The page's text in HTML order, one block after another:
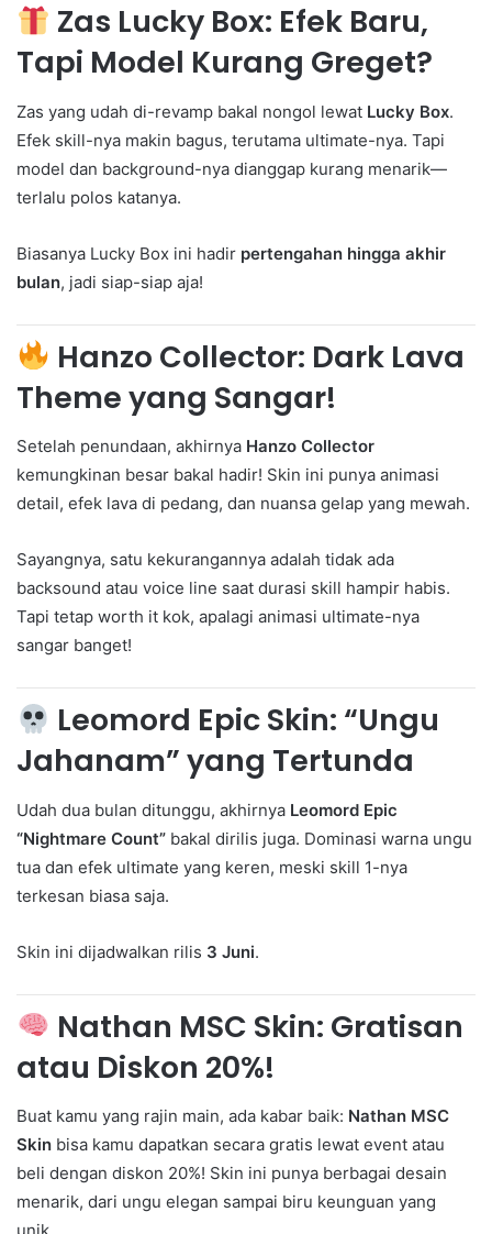
Zas Lucky Box: Efek Baru,
Tapi Model Kurang Greget?
Zas yang udah di-revamp bakal nongol lewat Lucky Box.
Efek skill-nya makin bagus, terutama ultimate-nya. Tapi
model dan background-nya dianggap kurang menarik—
terlalu polos katanya.
Biasanya Lucky Box ini hadir pertengahan hingga akhir
bulan, jadi siap-siap aja!
Hanzo Collector: Dark Lava
Theme yang Sangar!
Setelah penundaan, akhirnya Hanzo Collector
kemungkinan besar bakal hadir! Skin ini punya animasi
detail, efek lava di pedang, dan nuansa gelap yang mewah.
Sayangnya, satu kekurangannya adalah tidak ada
backsound atau voice line saat durasi skill hampir habis.
Tapi tetap worth it kok, apalagi animasi ultimate-nya
sangar banget!
Leomord Epic Skin: “Ungu
Jahanam” yang Tertunda
Udah dua bulan ditunggu, akhirnya Leomord Epic
“Nightmare Count” bakal dirilis juga. Dominasi warna ungu
tua dan efek ultimate yang keren, meski skill 1-nya
terkesan biasa saja.
Skin ini dijadwalkan rilis 3 Juni.
Nathan MSC Skin: Gratisan
atau Diskon 20%!
Buat kamu yang rajin main, ada kabar baik: Nathan MSC
Skin bisa kamu dapatkan secara gratis lewat event atau
beli dengan diskon 20%! Skin ini punya berbagai desain
menarik, dari ungu elegan sampai biru keunguan yang